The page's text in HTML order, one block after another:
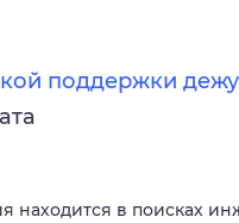
поддержки
находится в поисках